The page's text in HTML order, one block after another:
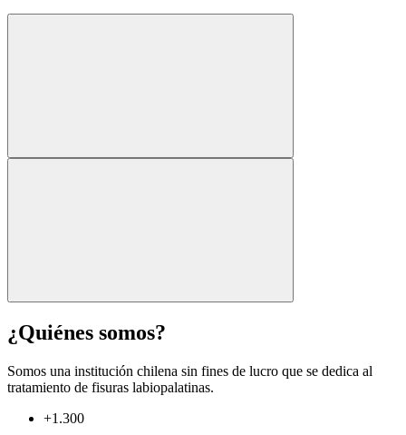
¿Quiénes somos?
Somos una institución chilena sin fines de lucro que se dedica al
tratamiento de fisuras labiopalatinas.
+1.300